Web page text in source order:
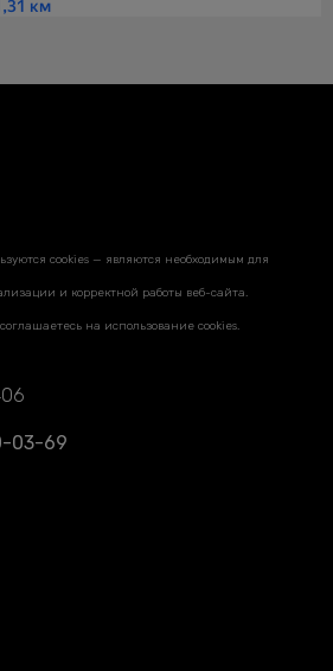
cookies — являются необходимым для
и корректной работы веб-сайта.
на использование cookies.
03-69